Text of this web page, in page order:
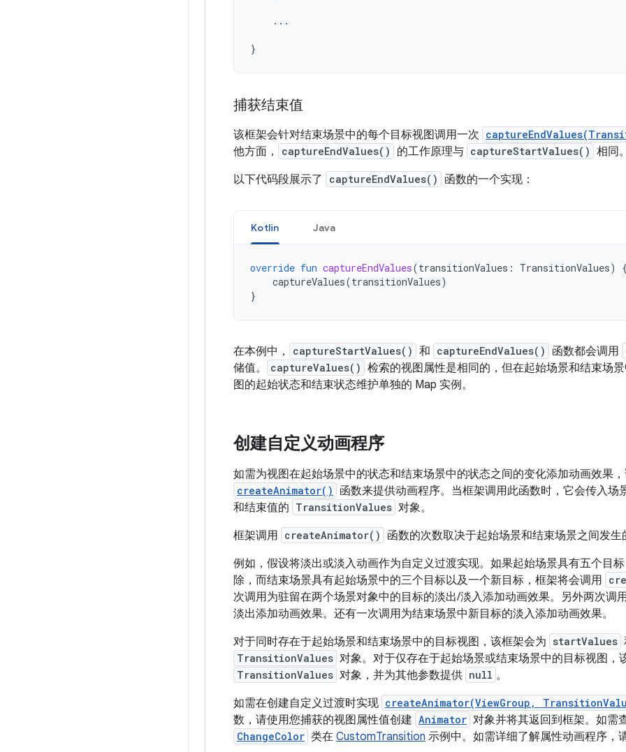
...
}
捕获结束值
该框架会针对结束场景中的每个目标视图调用一次
他方面，
captureEndValues() 的工作原理与 captureStartValues() 相同。
以下代码段展示了
captureEndValues() 函数的一个实现：
Kotlin Java
override fun captureEndValues(transitionValues : TransitionValues)
{
captureValues(transitionValues)
}
在本例中， captureStartValues() 和 captureEndValues() 函数都会调用
储值。
captureValues() 检索的视图属性是相同的，但在起始场景和结束场
图的起始状态和结束状态维护单独的 Map 实例。
创建自定义动画程序
如需为视图在起始场景中的状态和结束场景中的状态之间的变化添加动画效果
createAnimator()
函数来提供动画程序。当框架调用此函数时，它会传入场
和结束值的 TransitionValues 对象。
框架调用 createAnimator()
函数的次数取决于起始场景和结束场景之间发生
例如，假设将淡出或淡入动画作为自定义过渡实现。如果起始场景具有五个目
除，而结束场景具有起始场景中的三个目标以及一个新目标，框架将会调用
次调用为驻留在两个场景对象中的目标的淡出/淡入添加动画效果。另外两次调
淡出添加动画效果。还有一次调用为结束场景中新目标的淡入添加动画效果。
对于同时存在于起始场景和结束场景中的目标视图，该框架会为 startValues
TransitionValues 对象。对于仅存在于起始场景或结束场景中的目标视图，
TransitionValues 对象，并为其他参数提供 null 。
如需在创建自定义过渡时实现 createAnimator(ViewGroup,
数，请使用您捕获的视图属性值创建 Animator 对象并将其返回到框架。如需
ChangeColor 类在 CustomTransition 示例中。如需详细了解属性动画程序，